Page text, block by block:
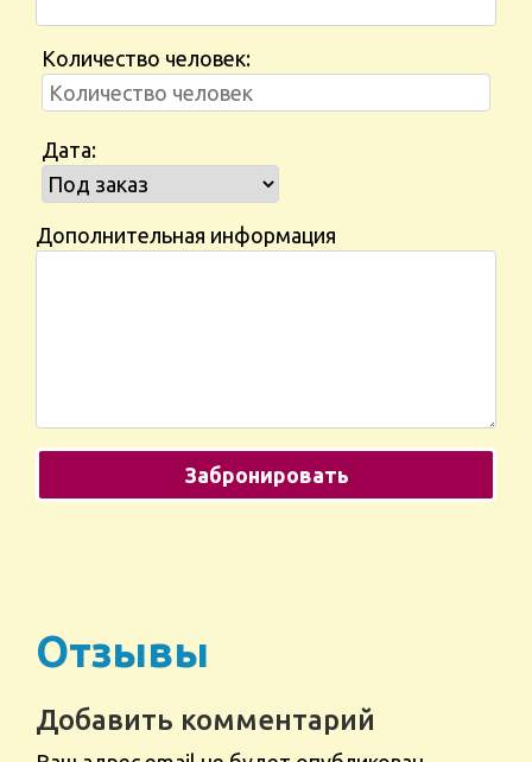
Количество человек:
Дата:
Дополнительная информация
Отзывы
Добавить комментарий